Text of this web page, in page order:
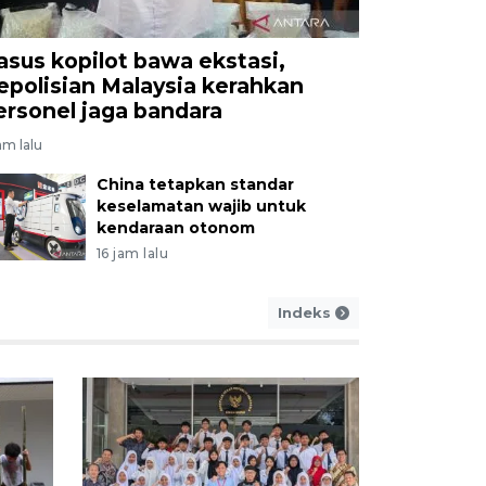
DAN BISNIS
AL tegaskan komitmen
rupiah ke pulau
lalu
kopilot bawa ekstasi,
Malaysia kerahkan
jaga bandara
lalu
China tetapkan standar
keselamatan wajib untuk
kendaraan otonom
16 jam lalu
Indeks